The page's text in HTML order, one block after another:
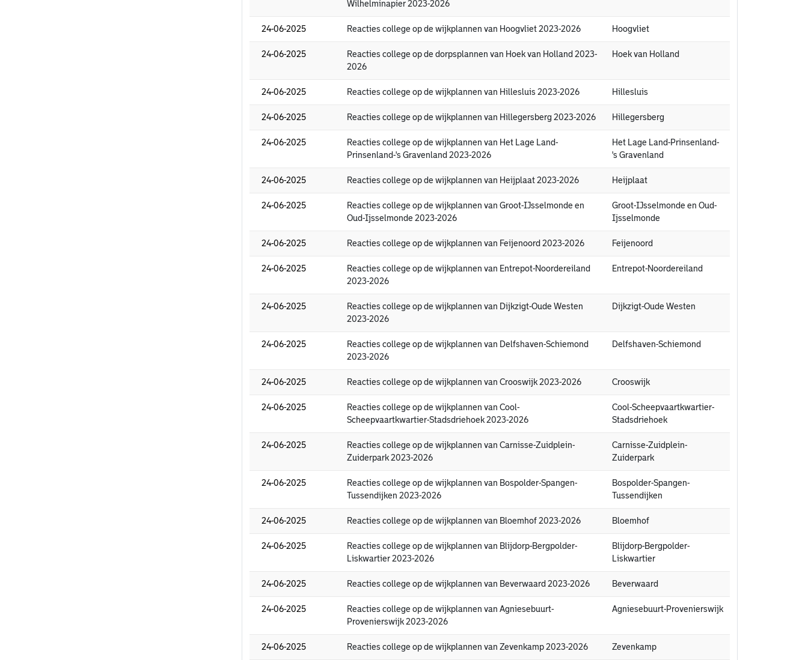
Wilhelminapier 2023-2026
24-06-2025 Reacties college op de wijkplannen van Hoogvliet 2023-2026 Hoogvliet
24-06-2025
Reacties college op de dorpsplannen van Hoek van Holland 2023-
2026
Hoek van Holland
24-06-2025 Reacties college op de wijkplannen van Hillesluis 2023-2026 Hillesluis
24-06-2025 Reacties college op de wijkplannen van Hillegersberg 2023-2026 Hillegersberg
24-06-2025
Reacties college op de wijkplannen van Het Lage Land-
Prinsenland-'s Gravenland 2023-2026
Het Lage Land-Prinsenland-
's Gravenland
24-06-2025 Reacties college op de wijkplannen van Heijplaat 2023-2026 Heijplaat
24-06-2025
Reacties college op de wijkplannen van Groot-IJsselmonde en
Oud-Ijsselmonde 2023-2026
Groot-IJsselmonde en Oud-
Ijsselmonde
24-06-2025 Reacties college op de wijkplannen van Feijenoord 2023-2026 Feijenoord
24-06-2025
Reacties college op de wijkplannen van Entrepot-Noordereiland
2023-2026
Entrepot-Noordereiland
24-06-2025
Reacties college op de wijkplannen van Dijkzigt-Oude Westen
2023-2026
Dijkzigt-Oude Westen
24-06-2025
Reacties college op de wijkplannen van Delfshaven-Schiemond
2023-2026
Delfshaven-Schiemond
24-06-2025 Reacties college op de wijkplannen van Crooswijk 2023-2026 Crooswijk
24-06-2025
Reacties college op de wijkplannen van Cool-
Scheepvaartkwartier-Stadsdriehoek 2023-2026
Cool-Scheepvaartkwartier-
Stadsdriehoek
24-06-2025
Reacties college op de wijkplannen van Carnisse-Zuidplein-
Zuiderpark 2023-2026
Carnisse-Zuidplein-
Zuiderpark
24-06-2025
Reacties college op de wijkplannen van Bospolder-Spangen-
Tussendijken 2023-2026
Bospolder-Spangen-
Tussendijken
24-06-2025 Reacties college op de wijkplannen van Bloemhof 2023-2026 Bloemhof
24-06-2025
Reacties college op de wijkplannen van Blijdorp-Bergpolder-
Liskwartier 2023-2026
Blijdorp-Bergpolder-
Liskwartier
24-06-2025 Reacties college op de wijkplannen van Beverwaard 2023-2026 Beverwaard
24-06-2025
Reacties college op de wijkplannen van Agniesebuurt-
Provenierswijk 2023-2026
Agniesebuurt-Provenierswijk
24-06-2025 Reacties college op de wijkplannen van Zevenkamp 2023-2026 Zevenkamp